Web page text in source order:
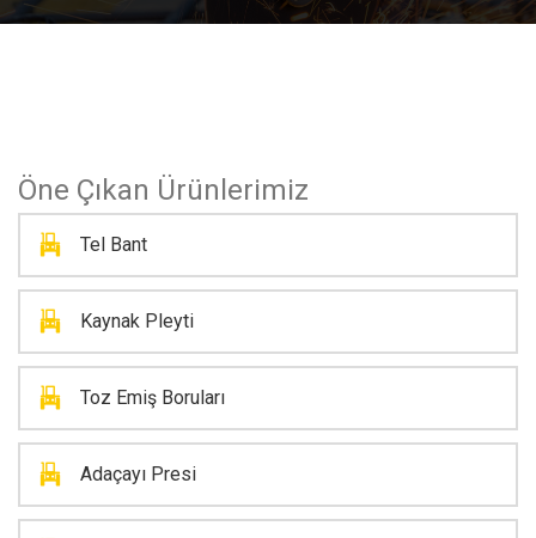
Öne Çıkan Ürünlerimiz
Tel Bant
Kaynak Pleyti
Toz Emiş Boruları
Adaçayı Presi